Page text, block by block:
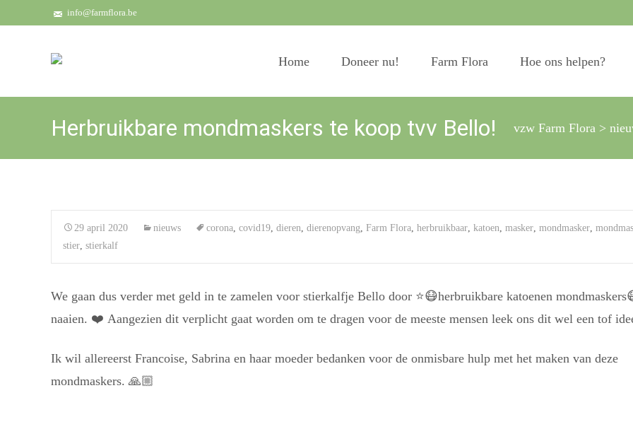
info@farmflora.be
Home Doneer nu! Farm Flora Hoe ons helpen?
Herbruikbare mondmaskers te koop tvv Bello! vzw Farm Flora >
29 april 2020 nieuws corona, covid19, dieren, dierenopvang, Farm Flora, herbruikbaar, katoen, masker, mondmasker,
stier, stierkalf
We gaan dus verder met geld in te zamelen voor stierkalfje Bello door ⭐️😷herbruikbare katoenen mondmaskers
naaien. ❤️ Aangezien dit verplicht gaat worden om te dragen voor de meeste mensen leek ons dit wel een tof
Ik wil allereerst Francoise, Sabrina en haar moeder bedanken voor de onmisbare hulp met het maken van deze
mondmaskers. 🙏🏼